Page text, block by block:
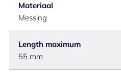
Materiaal
Messing
Length maximum
55 mm